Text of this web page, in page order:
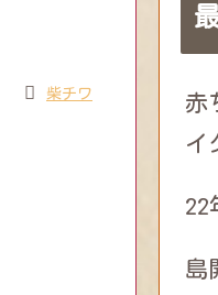
柴チワ
赤
イ
22
島